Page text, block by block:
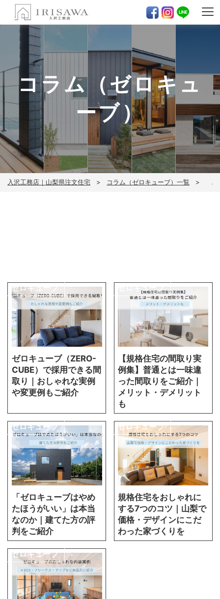
コラム（ゼロキュ
ーブ）
入沢工務店｜山梨県注文住宅 コラム（ゼロキューブ）一覧 ゼ
ゼロキューブ（ZERO-
CUBE）で採用できる間
取り｜おしゃれな実例
や変更例もご紹介
ゼロキューブ
【規格住宅の間取り実
例集】普通とは一味違
った間取りをご紹介｜
メリット・デメリット
も
ゼロキューブ
「ゼロキューブはやめ
たほうがいい」は本当
なのか｜建てた方の評
判をご紹介
ゼロキューブ
規格住宅をおしゃれに
する7つのコツ｜山梨で
価格・デザインにこだ
わった家づくりを
ゼロキューブ
ゼロキューブ